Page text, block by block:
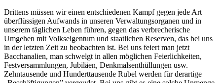
Drittens müssen wir einen entschiedenen Kampf gegen jede Art
überflüssigen Aufwands in unseren Verwaltungsorganen und in
unserem täglichen Leben führen, gegen das verbrecherische
Umgehen mit Volkseigentum und staatlichen Reserven, das bei uns
in der letzten Zeit zu beobachten ist. Bei uns feiert man jetzt
Bacchanalien, man schwelgt in allen möglichen Feierlichkeiten,
Festversammlungen, Jubiläen, Denkmalsenthüllungen usw.
Zehntausende und Hunderttausende Rubel werden für derartige